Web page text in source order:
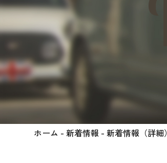
ホーム - 新着情報- 新着情報（詳細）